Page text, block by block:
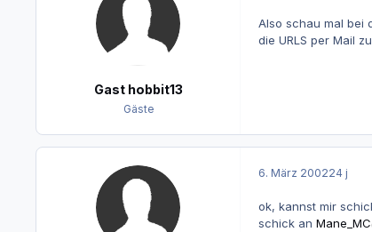
Gast hobbit13
Gäste
Also schau mal bei
die URLS per Mail
6. März 200224 j
ok, kannst mir
schick an